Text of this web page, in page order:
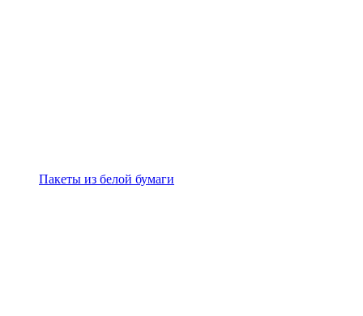
Пакеты из белой бумаги